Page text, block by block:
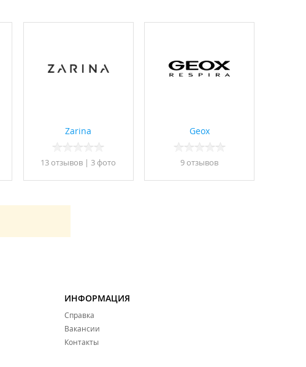
Zarina
13 отзывов | 3 фото
Geox
9 отзывов
ИНФОРМАЦИЯ
Справка
Вакансии
Контакты